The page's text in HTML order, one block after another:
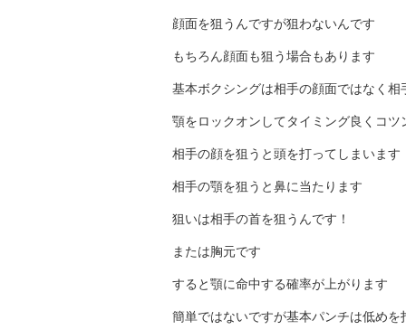
顔面を狙うんですが狙わないんです
もちろん顔面も狙う場合もあります
基本ボクシングは相手の顔面ではなく相
顎をロックオンしてタイミング良くコ
相手の顔を狙うと頭を打ってしまいます
相手の顎を狙うと鼻に当たります
狙いは相手の首を狙うんです！
または胸元です
すると顎に命中する確率が上がります
簡単ではないですが基本パンチは低めを